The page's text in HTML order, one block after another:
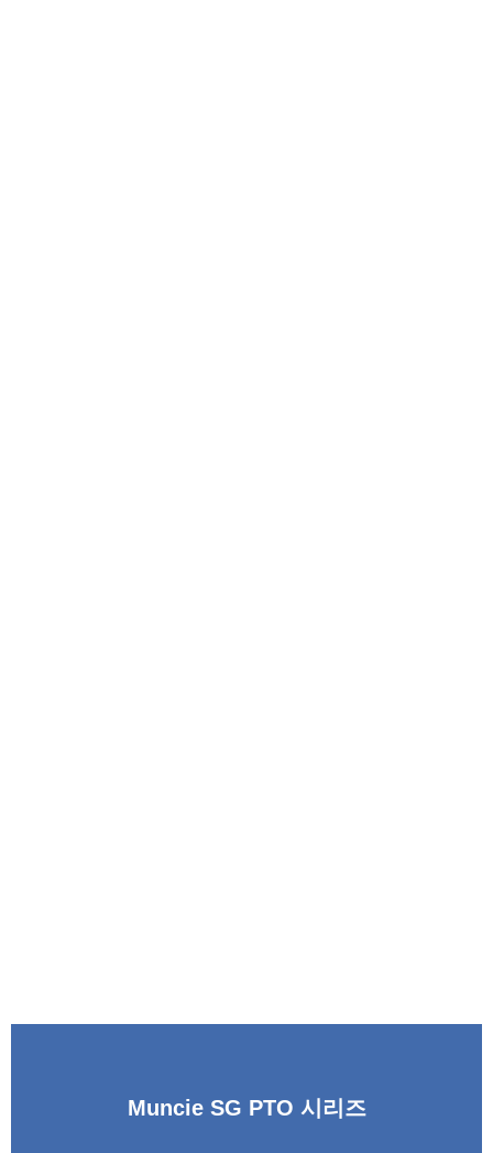
Muncie SG PTO 시리즈